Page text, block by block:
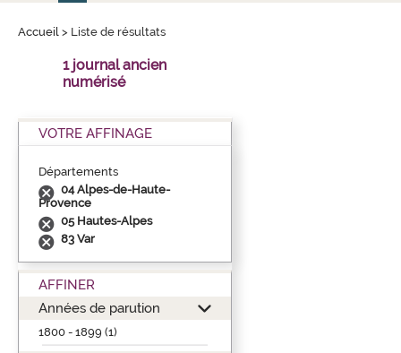
Accueil > Liste de résultats
1 journal ancien
numérisé
VOTRE AFFINAGE
Départements
04 Alpes-de-Haute-
Provence
05 Hautes-Alpes
83 Var
AFFINER
Années de parution
1800 - 1899 (1)